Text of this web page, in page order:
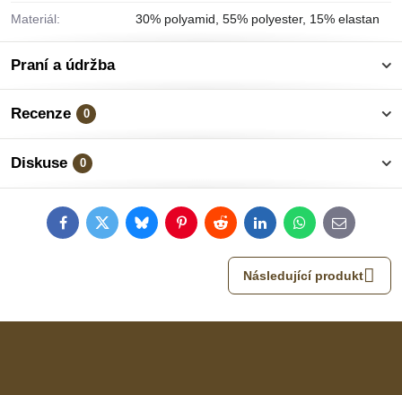
Materiál: 30% polyamid, 55% polyester, 15% elastan
Praní a údržba
Recenze 0
Diskuse 0
FacebookTwitterBlueskyPinterestRedditLinkedInWhatsApp
E-
mail
Následující produkt